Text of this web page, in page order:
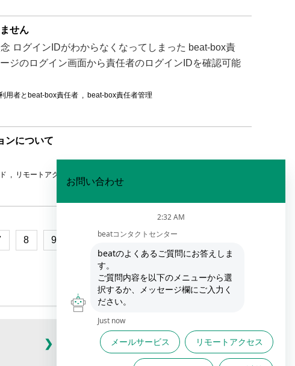
せん
ログインIDがわからなくなってしまった beat-box責
ジのログイン画面から責任者のログインIDを確認可能
用者とbeat-box責任者 , beat-box責任者管理
ンについて
, リモートアクセス管理
8 9 11
beat-box責任者管理 (7件)